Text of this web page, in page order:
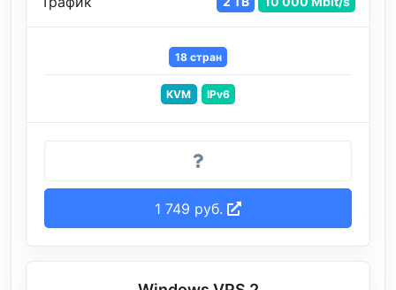
18 стран
KVM IPv6
1 749 руб.